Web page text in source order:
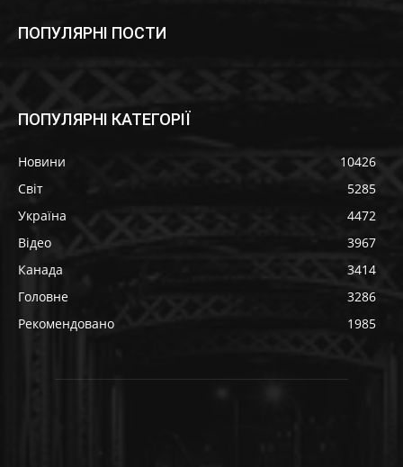
ПОПУЛЯРНІ ПОСТИ
ПОПУЛЯРНІ КАТЕГОРІЇ
Новини
10426
Світ
5285
Україна
4472
Відео
3967
Канада
3414
Головне
3286
Рекомендовано
1985